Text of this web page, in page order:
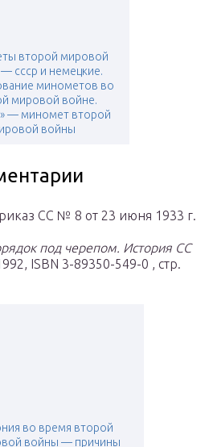
второй мировой
ссср и немецкие.
минометов во
мировой войне.
— миномет второй
войны
СС № 8 от 23 июня 1933 г.
под черепом. История СС
ISBN 3-89350-549-0 , стр.
во время второй
войны — причины